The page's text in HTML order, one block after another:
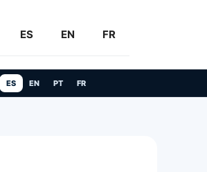
ES EN FR
ES EN PT FR